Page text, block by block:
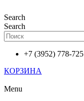
к
содержимому
Search
Search
+7 (3952) 778-725
КОРЗИНА
Menu